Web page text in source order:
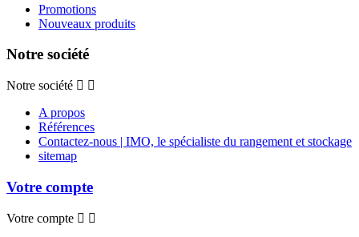
Promotions
Nouveaux produits
Notre société
Notre société
A propos
Références
Contactez-nous | IMO, le spécialiste du rangement et stockage
sitemap
Votre compte
Votre compte